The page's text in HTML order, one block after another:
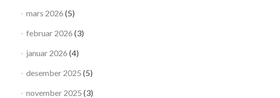
mars 2026 (5)
februar 2026 (3)
januar 2026 (4)
desember 2025 (5)
november 2025 (3)